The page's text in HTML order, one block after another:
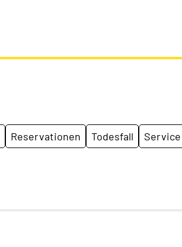
Reservationen Todesfall Service